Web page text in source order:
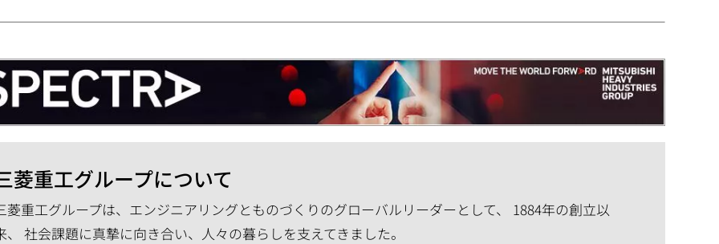
菱重工グループについて
菱重工グループは、エンジニアリングとものづくりのグローバルリーダーとして、 1884年の創立以
、 社会課題に真摯に向き合い、人々の暮らしを支えてきました。